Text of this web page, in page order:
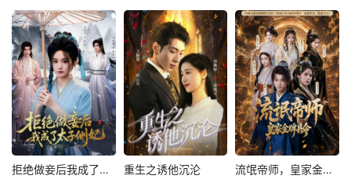
拒绝做妾后我成了太子侧妃 重生之诱他沉沦 流氓帝师，皇家金牌县令